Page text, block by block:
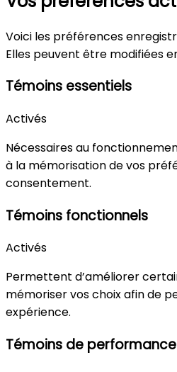
Voici les préférences
Elles peuvent être modifiées
Témoins essentiels
Activés
Nécessaires au
à la mémorisation de vos
consentement.
Témoins fonctionnels
Activés
Permettent d’améliorer
mémoriser vos choix afin de
expérience.
Témoins de performance